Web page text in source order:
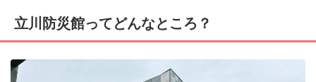
立川防災館ってどんなところ？